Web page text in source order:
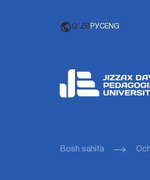
O'ZB РУСENG
Bosh sahifa